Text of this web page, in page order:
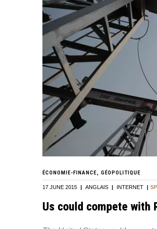
ÉCONOMIE-FINANCE GÉOPOLITIQUE
17 JUNE 2015 | ANGLAIS | INTERNET |
Us could compete with